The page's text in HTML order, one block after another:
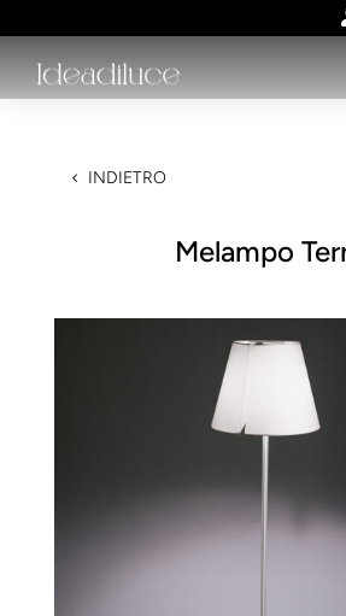
INDIETRO
Melampo